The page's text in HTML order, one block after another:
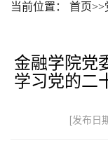
当前位置： 首页>>
金融学院党
学习党的二
[发布日